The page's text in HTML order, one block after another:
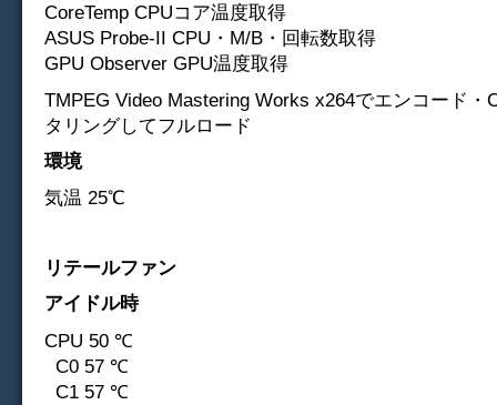
CoreTemp CPUコア温度取得
ASUS Probe-II CPU・M/B・回転数取得
GPU Observer GPU温度取得
TMPEG Video Mastering Works x264でエンコード・
タリングしてフルロード
環境
気温 25℃
リテールファン
アイドル時
CPU 50 ℃
C0 57 ℃
C1 57 ℃